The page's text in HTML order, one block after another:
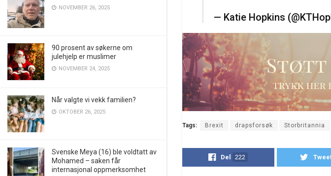
NOVEMBER 26, 2025
90 prosent av søkerne om
julehjelp er muslimer
NOVEMBER 24, 2025
Når valgte vi vekk familien?
OKTOBER 26, 2025
Svenske Meya (16) ble voldtatt av
Mohamed – saken får
internasjonal oppmerksomhet
— Katie Hopkins
Tags: Brexit drapsforsøk Storbritannia
Del 222